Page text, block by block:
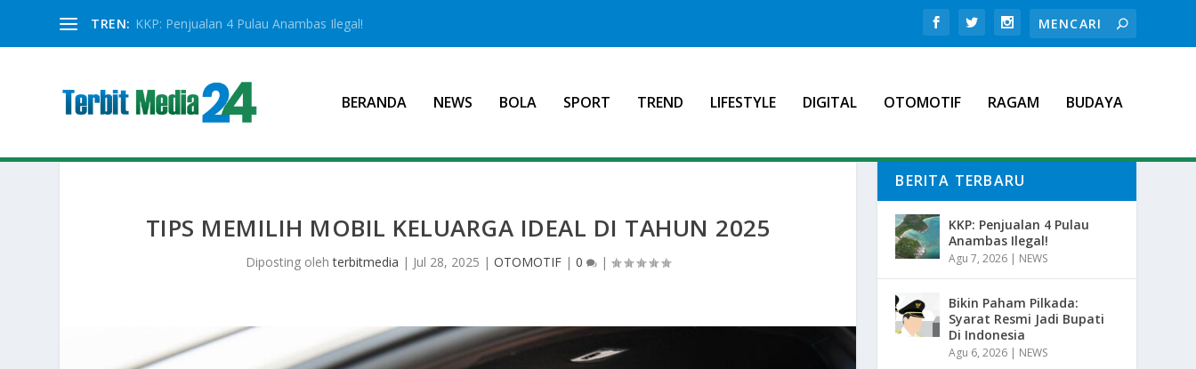
TREN: KKP: Penjualan 4 Pulau Anambas Ilegal!
BERANDA NEWS BOLA SPORT TREND LIFESTYLE DIGITAL OTOMOTIF RAGAM BUDAYA
TIPS MEMILIH MOBIL KELUARGA IDEAL DI TAHUN 2025
Diposting olehterbitmedia | Jul 28, 2025 |OTOMOTIF |0 |
BERITA TERBARU
KKP: Penjualan 4 Pulau
Anambas Ilegal!
Agu 7, 2026 | NEWS
Bikin Paham Pilkada:
Syarat Resmi Jadi Bupati
Di Indonesia
Agu 6, 2026 | NEWS